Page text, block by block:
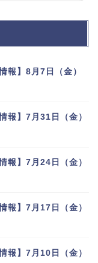
報】8月7日（金）
報】7月31日（金）
報】7月24日（金）
報】7月17日（金）
報】7月10日（金）